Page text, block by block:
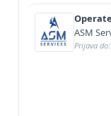
ASM
Prijava